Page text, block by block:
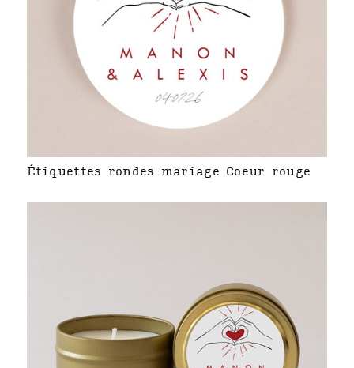
Étiquettes rondes mariage Coeur rouge